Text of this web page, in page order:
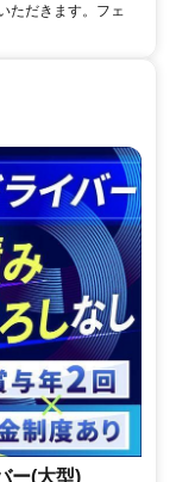
ただきます。フェ
ー(大型)